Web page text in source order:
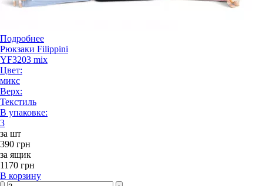
Подробнее
Рюкзаки Filippini
YF3203 mix
Цвет:
микс
Верх:
Текстиль
В упаковке:
3
за шт
390 грн
за ящик
1170 грн
В корзину